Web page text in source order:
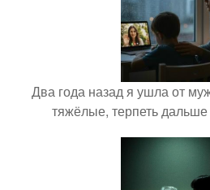
Два года назад я ушла от
тяжёлые, терпеть